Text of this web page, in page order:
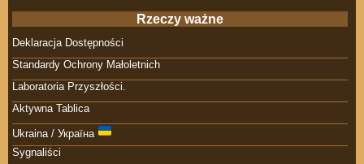
Rzeczy ważne
Deklaracja Dostępności
Standardy Ochrony Małoletnich
Laboratoria Przyszłości.
Aktywna Tablica
Ukraina / Україна
Sygnaliści